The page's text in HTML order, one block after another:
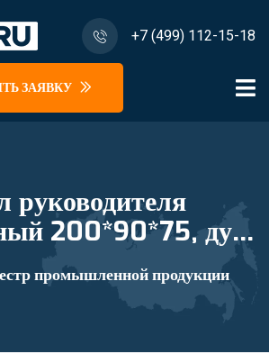
+7 (499) 112-15-18
ЗАЯВКУ
руководителя
200*90*75, дуб
Optima" B 101
номер
промышленной продукции